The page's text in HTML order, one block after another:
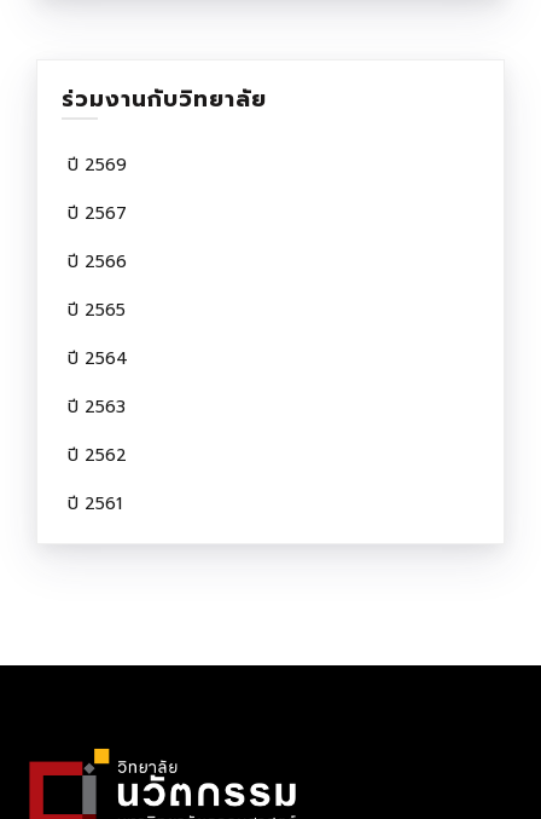
ร่วมงานกับวิทยาลัย
ปี 2569
ปี 2567
ปี 2566
ปี 2565
ปี 2564
ปี 2563
ปี 2562
ปี 2561